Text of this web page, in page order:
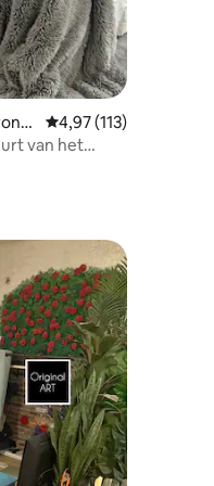
Gemiddelde
4,97 (113)
van het
98 recensies